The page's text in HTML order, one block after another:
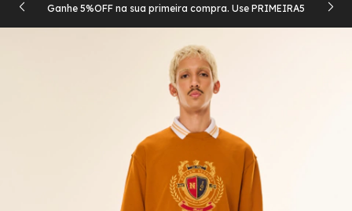
Ganhe 5%OFF na sua primeira compra. Use PRIMEIRA5